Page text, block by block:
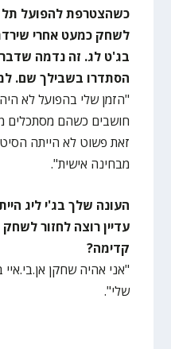
כשהצטרפת להפועל תל
לשחק כמעט אחרי
בג'ט לג. זה נדמה
הסתדרו בשבילך שם.
"הזמן שלי בהפועל לא
חושבים כשהם מסתכלים
זאת פשוט לא הייתה
מבחינה אישית".
העונה שלך בג'י ליג
עדיין רוצה לחזור
קדימה?
"אני אהיה שחקן
שלי".